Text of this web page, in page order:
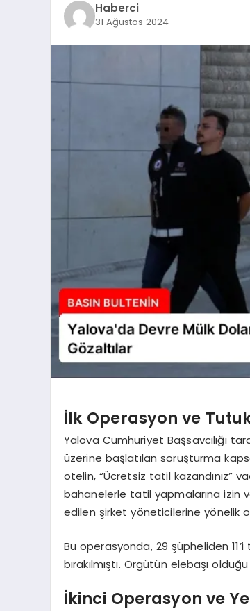
Haberci
31 Ağustos 2024
İlk Operasyon ve
Yalova Cumhuriyet Başsavcılığı
üzerine başlatılan soruşturma
otelin, “Ücretsiz tatil kazandınız”
bahanelerle tatil yapmalarına
edilen şirket yöneticilerine yönelik
Bu operasyonda, 29 şüpheliden
bırakılmıştı. Örgütün elebaşı
İkinci Operasyon ve